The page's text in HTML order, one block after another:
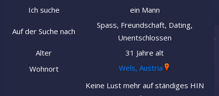
Ich suche
ein Mann
Auf der Suche nach
Spass, Freundschaft, Dating,
Unentschlossen
Alter
31 Jahre alt
Wohnort
Wels, Austria
Keine Lust mehr auf ständiges HIN